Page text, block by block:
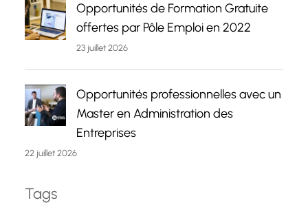
Opportunités de Formation Gratuite
offertes par Pôle Emploi en 2022
23 juillet 2026
Opportunités professionnelles avec un
Master en Administration des
Entreprises
22 juillet 2026
Tags